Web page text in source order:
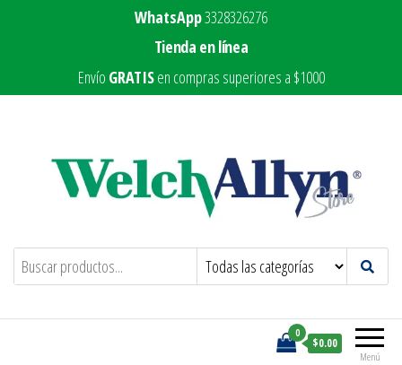
WhatsApp3328326276
Tienda en línea
Envío GRATISen compras superiores a $1000
Welch Allyn Store Marca líder en equipo médico
Menú
0
$0.00